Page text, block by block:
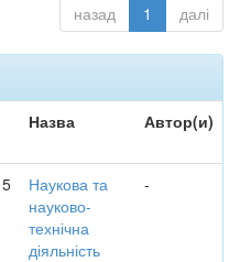
назад 1 далі
Назва Автор(и)
Наукова та
науково-
технічна
діяльність
-